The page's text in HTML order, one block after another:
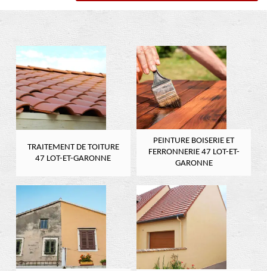
TRAITEMENT DE TOITURE
47 LOT-ET-GARONNE
PEINTURE BOISERIE ET
FERRONNERIE 47 LOT-ET-
GARONNE